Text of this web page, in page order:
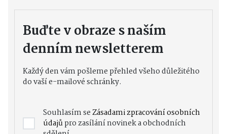
Buďte v obraze s naším
denním newsletterem
Každý den vám pošleme přehled všeho důležitého
do vaší e-mailové schránky.
Souhlasím seZásadami zpracování osobních
údajůpro zasílání novinek a obchodních